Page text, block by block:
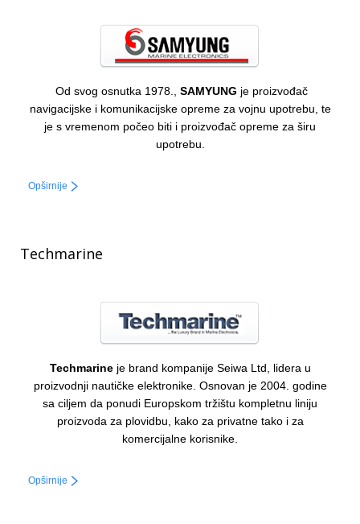
Od svog osnutka 1978., SAMYUNG je proizvođač
navigacijske i komunikacijske opreme za vojnu upotrebu, te
je s vremenom počeo biti i proizvođač opreme za širu
upotrebu.
Opširnije
Techmarine
Techmarineje brand kompanije Seiwa Ltd, lidera u
proizvodnji nautičke elektronike. Osnovan je 2004. godine
sa ciljem da ponudi Europskom tržištu kompletnu liniju
proizvoda za plovidbu, kako za privatne tako i za
komercijalne korisnike.
Opširnije